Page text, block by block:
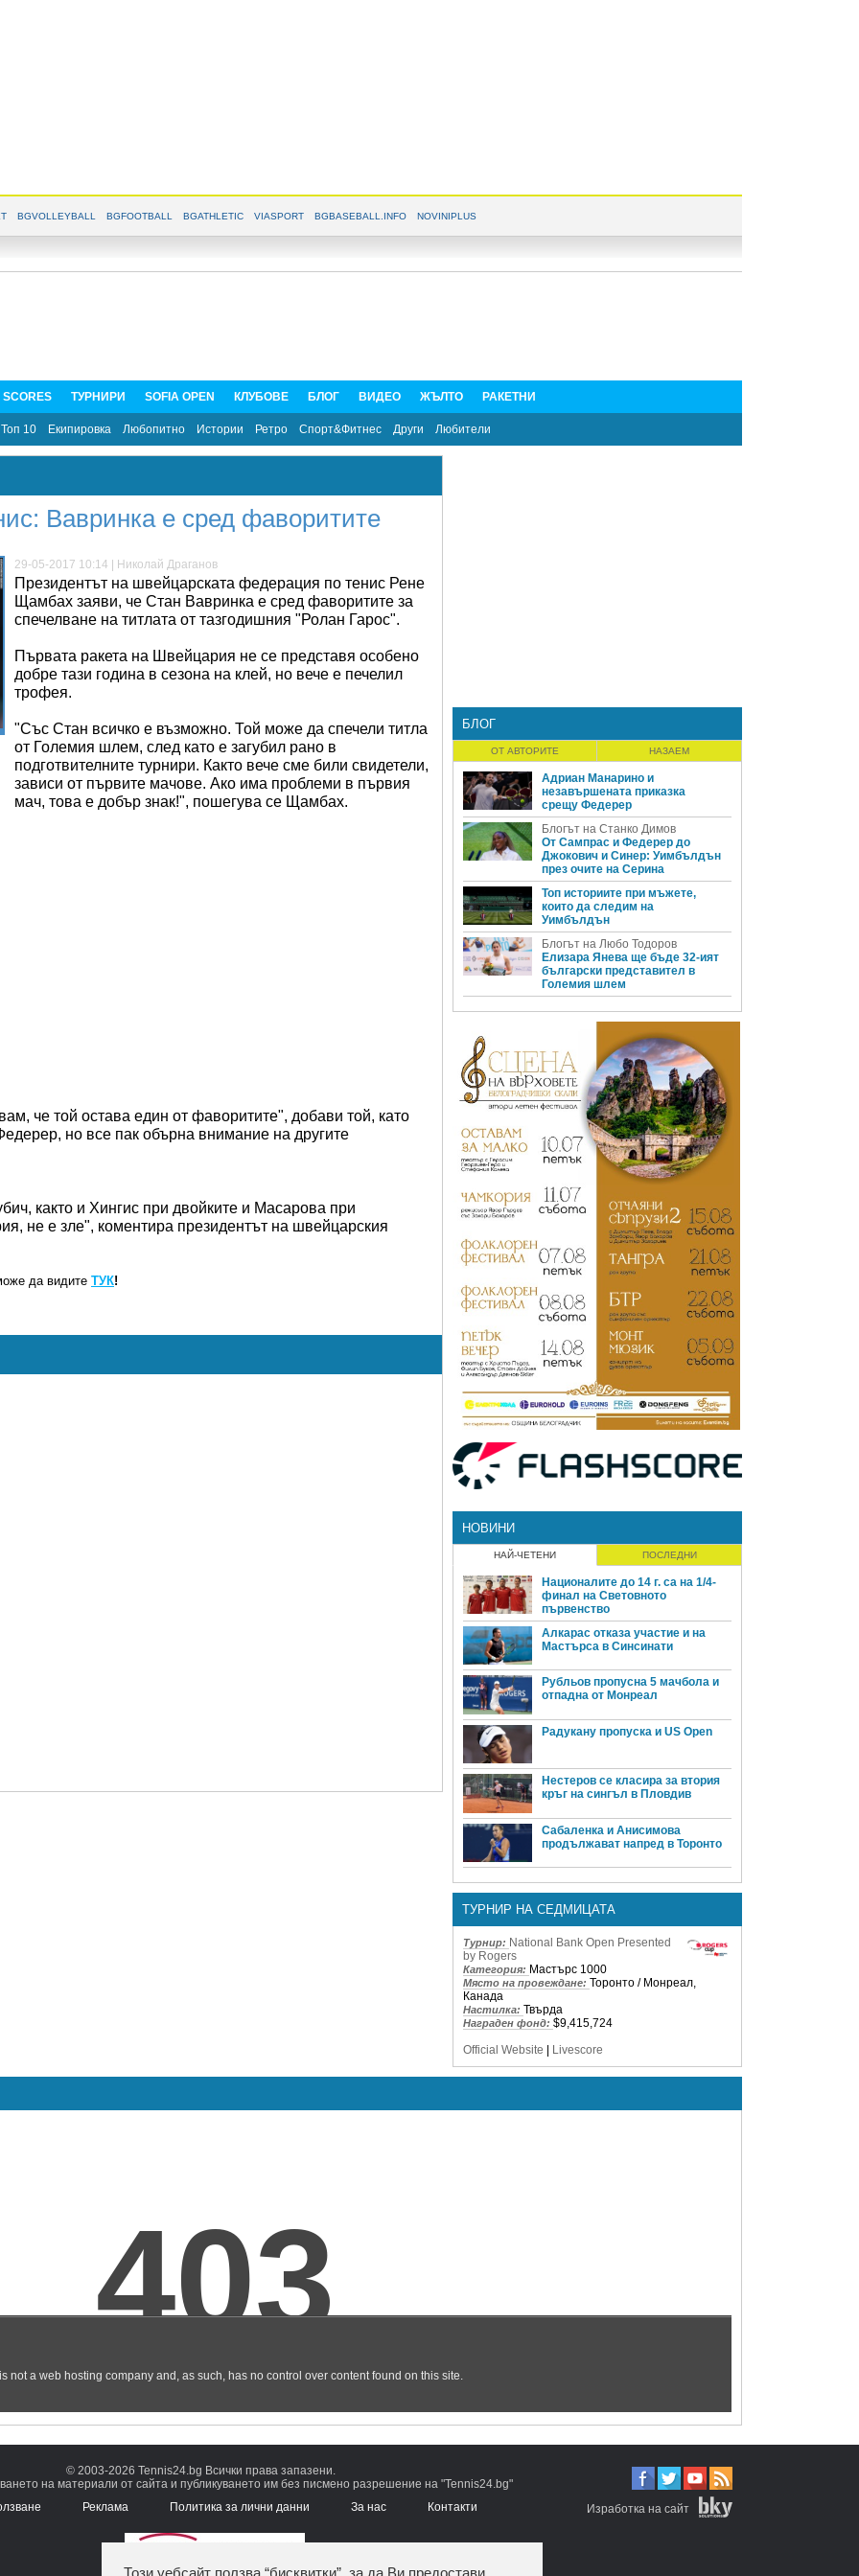
BGVOLLEYBALL BGFOOTBALL BGATHLETIC VIASPORT BGBASEBALL.INFO NOVINIPLUS
SCORES ТУРНИРИ SOFIA OPEN КЛУБОВЕ БЛОГ ВИДЕО ЖЪЛТО РАКЕТНИ
Топ 10 Екипировка Любопитно Истории Ретро Спорт&Фитнес Други Любители
Вавринка е сред фаворитите
29-05-2017 10:14 | Николай Драганов
Президентът на швейцарската федерация по тенис Рене
Щамбах заяви, че Стан Вавринка е сред фаворитите за
спечелване на титлата от тазгодишния "Ролан Гарос".
Първата ракета на Швейцария не се представя особено
добре тази година в сезона на клей, но вече е печелил
трофея.
"Със Стан всичко е възможно. Той може да спечели титла
от Големия шлем, след като е загубил рано в
подготвителните турнири. Както вече сме били свидетели,
зависи от първите мачове. Ако има проблеми в първия
мач, това е добър знак!", пошегува се Щамбах.
че той остава един от фаворитите", добави той, като
но все пак обърна внимание на другите
както и Хингис при двойките и Масарова при
не е зле", коментира президентът на швейцарския
да видите ТУК!
БЛОГ
ОТ АВТОРИТЕ НАЗАЕМ
Адриан Манарино и
незавършената приказка
срещу Федерер
Блогът на Станко Димов
От Сампрас и Федерер до
Джокович и Синер: Уимбълдън
през очите на Серина
Топ историите при мъжете,
които да следим на
Уимбълдън
Блогът на Любо Тодоров
Елизара Янева ще бъде 32-ият
български представител в
Големия шлем
НОВИНИ
НАЙ-ЧЕТЕНИ ПОСЛЕДНИ
Националите до 14 г. са на 1/4-
финал на Световното
първенство
Алкарас отказа участие и на
Мастърса в Синсинати
Рубльов пропусна 5 мачбола и
отпадна от Монреал
Радукану пропуска и US Open
Нестеров се класира за втория
кръг на сингъл в Пловдив
Сабаленка и Анисимова
продължават напред в Торонто
ТУРНИР НА СЕДМИЦАТА
Турнир: National Bank Open Presented
by Rogers
Категория: Мастърс 1000
Място на провеждане: Торонто / Монреал,
Канада
Настилка: Твърда
Награден фонд: $9,415,724
Official Website
Livescore
© 2003-2026 Tennis24.bg Всички права запазени.
на материали от сайта и публикуването им без писмено разрешение на "Tennis24.bg"
Реклама Политика за лични данни За нас Контакти Изработка на сайт
Този уебсайт ползва “бисквитки”, за да Ви предостави